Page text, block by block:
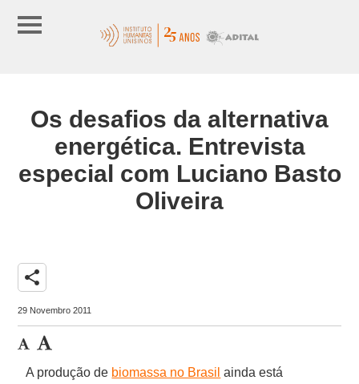
Os desafios da alternativa
energética. Entrevista
especial com Luciano Basto
Oliveira
share
29 Novembro 2011
A produção de biomassa no Brasil ainda está